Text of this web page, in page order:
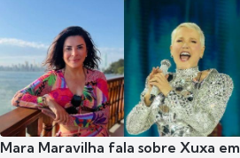
Mara Maravilha fala sobre Xuxa em